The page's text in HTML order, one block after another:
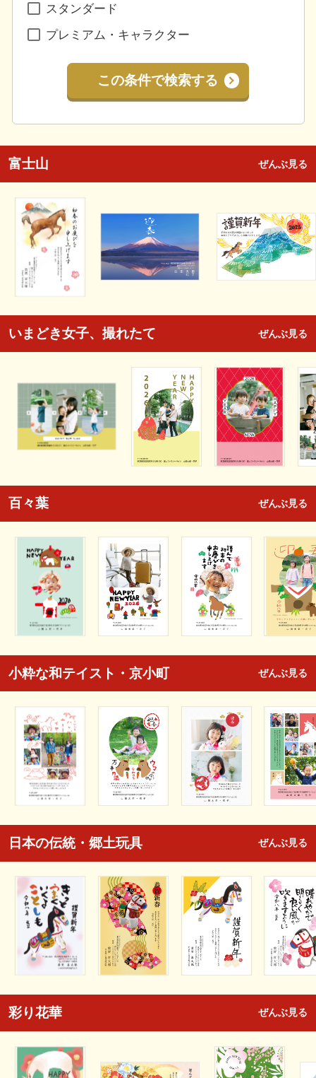
スタンダード
プレミアム・キャラクター
この条件で検索する
富士山 ぜんぶ見る
いまどき女子、撮れたて ぜんぶ見る
百々葉 ぜんぶ見る
小粋な和テイスト・京小町 ぜんぶ見る
日本の伝統・郷土玩具 ぜんぶ見る
彩り花華 ぜんぶ見る